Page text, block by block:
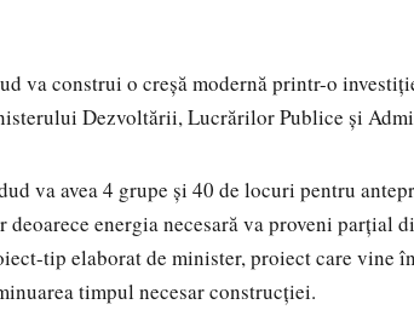
va construi o creșă modernă printr-o
Dezvoltării, Lucrărilor Publice și
va avea 4 grupe și 40 de locuri pentru
energia necesară va proveni parțial
tip elaborat de minister, proiect care vine
timpul necesar construcției.